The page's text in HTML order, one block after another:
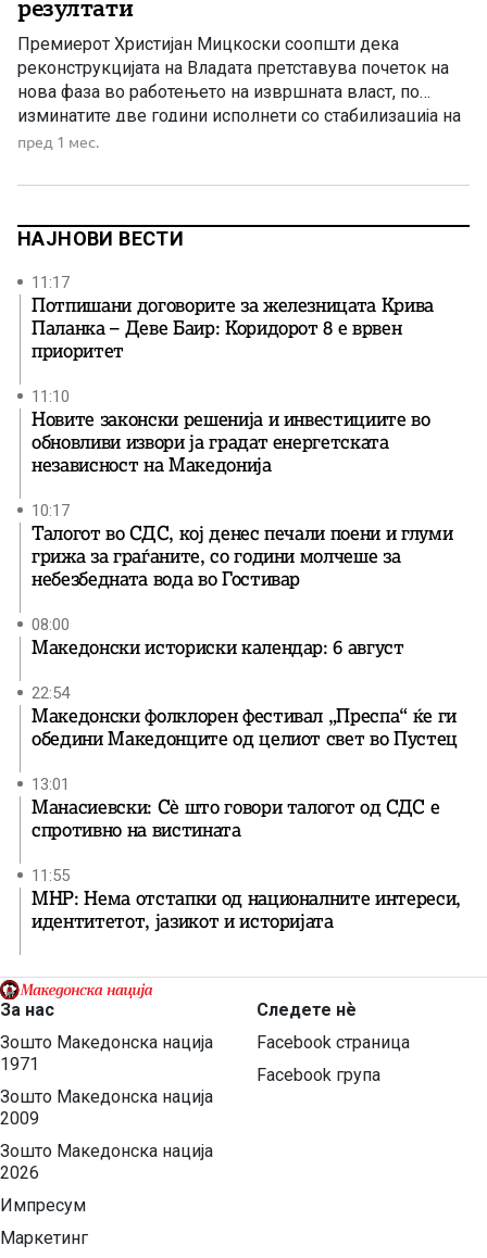
резултати
Премиерот Христијан Мицкоски соопшти дека
реконструкцијата на Владата претставува почеток на
нова фаза во работењето на извршната власт, по
изминатите две години исполнети со стабилизација на
состојбите, поставување темели и реализација на
фокусот ќе биде ставен на уште поголема ефикасност,
пред 1 мес.
НАЈНОВИ ВЕСТИ
11:17
Потпишани договорите за железницата Крива
Паланка – Деве Баир: Коридорот 8 е врвен
приоритет
11:10
Новите законски решенија и инвестициите во
обновливи извори ја градат енергетската
независност на Македонија
10:17
Талогот во СДС, кој денес печали поени и глуми
грижа за граѓаните, со години молчеше за
небезбедната вода во Гостивар
08:00
Македонски историски календар: 6 август
22:54
Македонски фолклорен фестивал „Преспа“ ќе ги
обедини Македонците од целиот свет во Пустец
13:01
Манасиевски: Сè што говори талогот од СДС е
спротивно на вистината
11:55
МНР: Нема отстапки од националните интереси,
идентитетот, јазикот и историјата
За нас
Зошто Македонска нација
1971
Зошто Македонска нација
2009
Зошто Македонска нација
2026
Импресум
Маркетинг
Следете нѐ
Facebook страница
Facebook група